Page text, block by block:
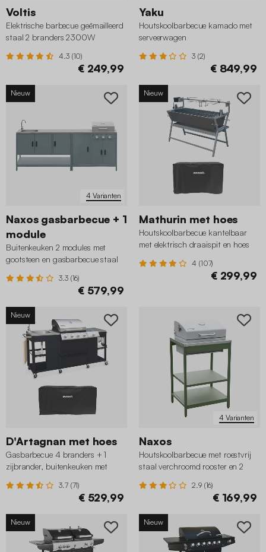
Voltis
Elektrische barbecue geëmailleerd
staal 2 branders 2300W
4.3 (10)
€ 249,99
Yaku
Houtskoolbarbecue kamado met
serveerwagen
3 (2)
€ 849,99
4 Varianten
Nieuw
Naxos gasbarbecue + 1
module
Buitenkeuken 2 modules met
gootsteen en gasbarbecue staal
3.3 (16)
€ 579,99
Nieuw
Mathurin met hoes
Houtskoolbarbecue kantelbaar
met elektrisch draaispit en hoes
4 (107)
€ 299,99
Nieuw
D'Artagnan met hoes
Gasbarbecue 4 branders + 1
zijbrander, buitenkeuken met
3.7 (71)
€ 529,99
4 Varianten
Naxos
Houtskoolbarbecue met roestvrij
staal verchroomd rooster en 2
2.9 (16)
€ 169,99
Nieuw Nieuw